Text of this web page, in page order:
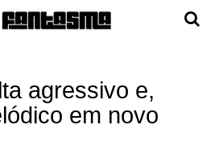
agressivo e,
em novo